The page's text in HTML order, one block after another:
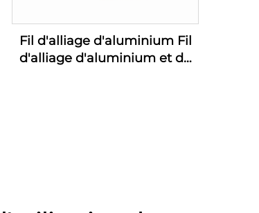
Fil d'alliage d'aluminium Fil
d'alliage d'aluminium et de